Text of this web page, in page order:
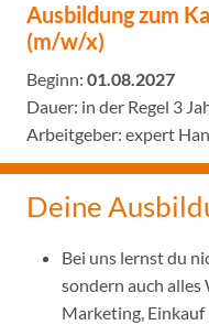
Ausbildung zum
(m/w/x)
Beginn: 01.08.2027
Dauer: in der Regel 3
Arbeitgeber: expert
Deine
Bei uns lernst du
sondern auch
Marketing, Einkauf